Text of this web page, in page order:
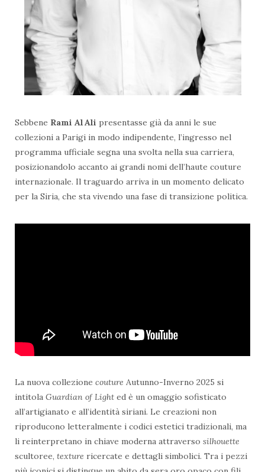
Sebbene Rami Al Ali presentasse già da anni le sue
collezioni a Parigi in modo indipendente, l’ingresso nel
programma ufficiale segna una svolta nella sua carriera,
posizionandolo accanto ai grandi nomi dell’haute couture
internazionale. Il traguardo arriva in un momento delicato
per la Siria, che sta vivendo una fase di transizione politica.
La nuova collezione couture Autunno-Inverno 2025 si
intitola Guardian of Light ed è un omaggio sofisticato
all’artigianato e all’identità siriani. Le creazioni non
riproducono letteralmente i codici estetici tradizionali, ma
li reinterpretano in chiave moderna attraverso silhouette
scultoree, texture ricercate e dettagli simbolici. Tra i pezzi